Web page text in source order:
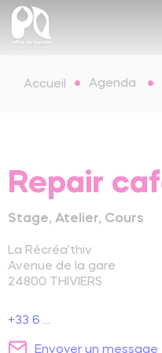
Accueil Agenda
Repair
Stage, Atelier, Cours
La Récréa'thiv
Avenue de la gare
24800
THIVIERS
+33 6 ...
Envoyer un message